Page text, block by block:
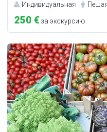
Индивидуальная
250 €за экскурсию